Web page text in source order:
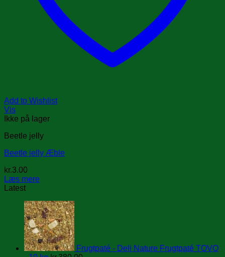
Add to Wishlist
Vis
Ikke på lager
Beetle jelly
Beetle jelly Æble
kr.3.00
Læs mere
Latest
Frugtpaté - Deli Nature Frugtpaté TOVO